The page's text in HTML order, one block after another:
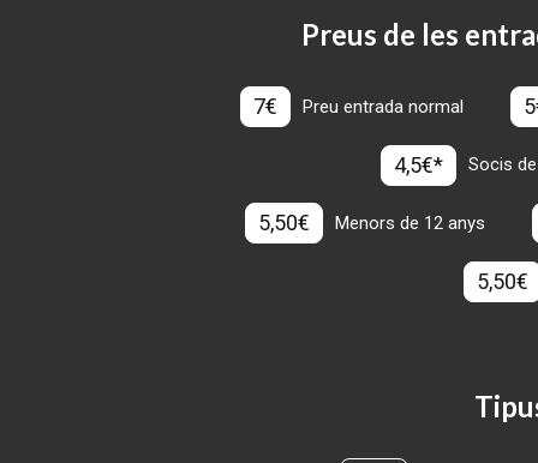
Preus de les
7€ Preu entrada normal
4,5€* Socis
5,50€ Menors de 12 anys
5,50€